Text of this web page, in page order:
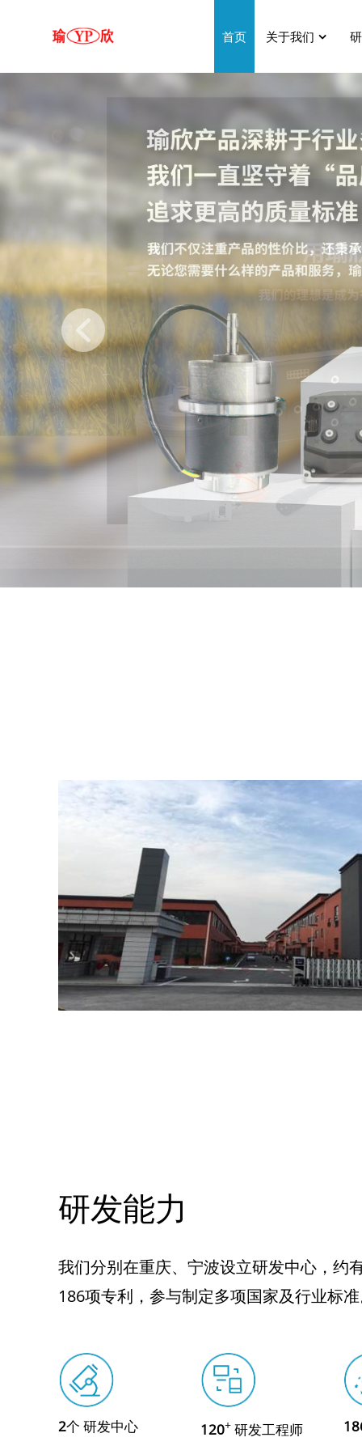
首页 关于我们
研发能力
我们分别在重庆、宁波设立研发中心，约
186项专利，参与制定多项国家及行业标
2个 研发中心 120+ 研发工程师